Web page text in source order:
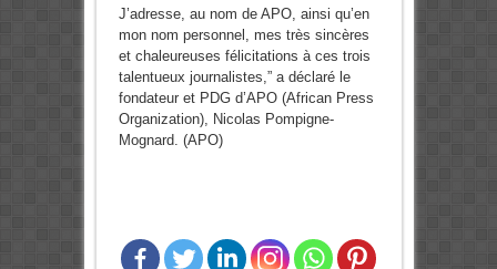
J’adresse, au nom de APO, ainsi qu’en
mon nom personnel, mes très sincères
et chaleureuses félicitations à ces trois
talentueux journalistes,” a déclaré le
fondateur et PDG d’APO (African Press
Organization), Nicolas Pompigne-
Mognard. (APO)